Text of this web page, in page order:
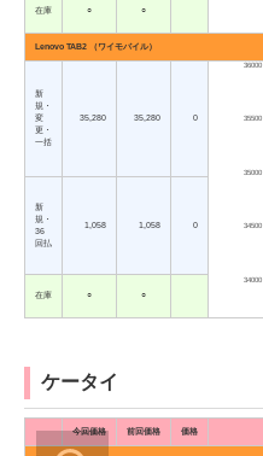
在庫 ○ ○
Lenovo TAB2 （ワイモバイル）
新
規・
変
更・
一括
35,280 35,280 0
34000
34500
35000
35500
36000
新
規・
36
回払
1,058 1,058 0
在庫 ○ ○
ケータイ
今回価格 前回価格 価格